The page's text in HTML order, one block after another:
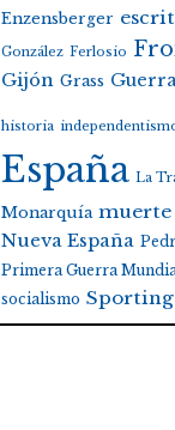
Enzensberger
González Ferlosio
Gijón Grass
historia
España La
Monarquía muerte
Nueva España
Primera Guerra
socialismo Sporting